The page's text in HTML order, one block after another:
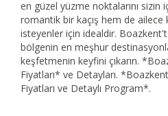
en güzel yüzme noktalarını sizin
romantik bir kaçış hem de
isteyenler için idealdir.
bölgenin en meşhur
keşfetmenin keyfini çıkarın.
Fiyatları* ve Detayları.
Fiyatları ve Detaylı Program*.